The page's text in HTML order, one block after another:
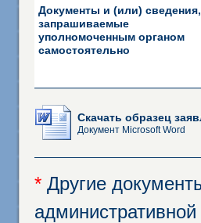
Документы и (или) сведения,
запрашиваемые
уполномоченным органом
самостоятельно
Скачать образец
Документ Microsoft Word
* Другие